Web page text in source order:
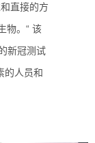
直接的方
物。“ 该
新冠测试
的人员和